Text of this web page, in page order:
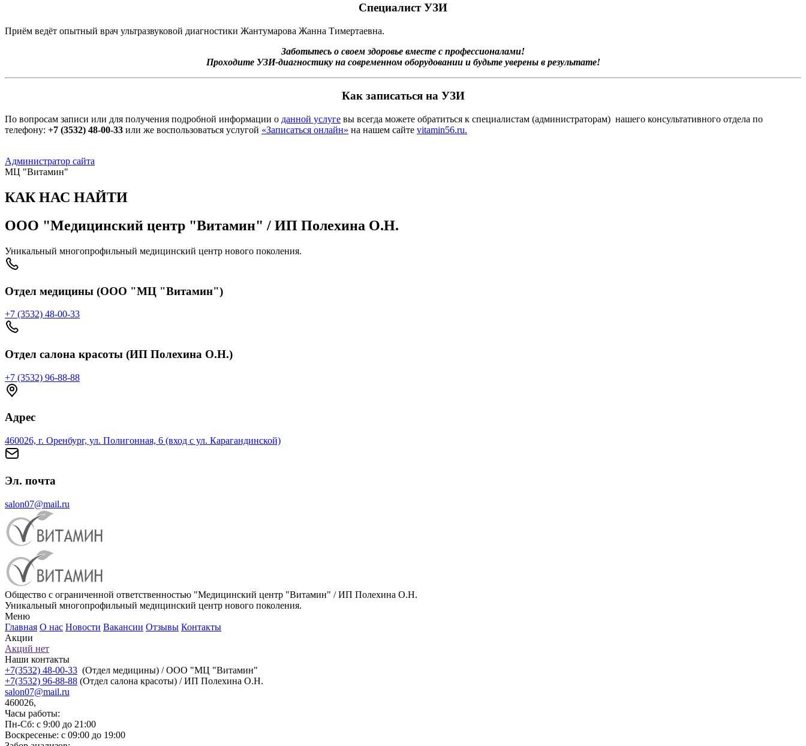
Специалист УЗИ
Приём ведёт опытный врач ультразвуковой диагностики Жантумарова Жанна Тимертаевна.
Заботьтесь о своем здоровье вместе с профессионалами!
Проходите УЗИ-диагностику на современном оборудовании и будьте уверены в результате!
Как записаться на УЗИ
По вопросам записи или для получения подробной информации о данной услуге вы всегда можете обратиться к специалистам (администраторам) нашего консультативного отдела по
телефону: +7 (3532) 48-00-33 или же воспользоваться услугой «Записаться онлайн» на нашем сайте vitamin56.ru.
Администратор сайта
МЦ "Витамин"
КАК НАС НАЙТИ
ООО "Медицинский центр "Витамин" / ИП Полехина О.Н.
Уникальный многопрофильный медицинский центр нового поколения.
Отдел медицины (ООО "МЦ "Витамин")
+7 (3532) 48-00-33
Отдел салона красоты (ИП Полехина О.Н.)
+7 (3532) 96-88-88
Адрес
460026, г. Оренбург, ул. Полигонная, 6 (вход с ул. Карагандинской)
Эл. почта
salon07@mail.ru
Общество с ограниченной ответственностью "Медицинский центр "Витамин" / ИП Полехина О.Н.
Уникальный многопрофильный медицинский центр нового поколения.
Меню
Главная О нас Новости Вакансии Отзывы Контакты
Акции
Акций нет
Наши контакты
+7(3532) 48-00-33 (Отдел медицины) / ООО "МЦ "Витамин"
+7(3532) 96-88-88 (Отдел салона красоты) / ИП Полехина О.Н.
salon07@mail.ru
460026,
Часы работы:
Пн-Сб: с 9:00 до 21:00
Воскресенье: с 09:00 до 19:00